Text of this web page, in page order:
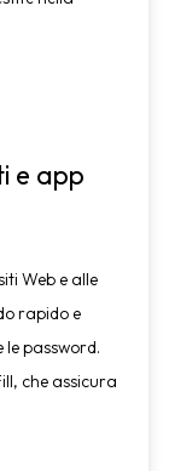
e app
Web e alle
rapido e
password.
che assicura